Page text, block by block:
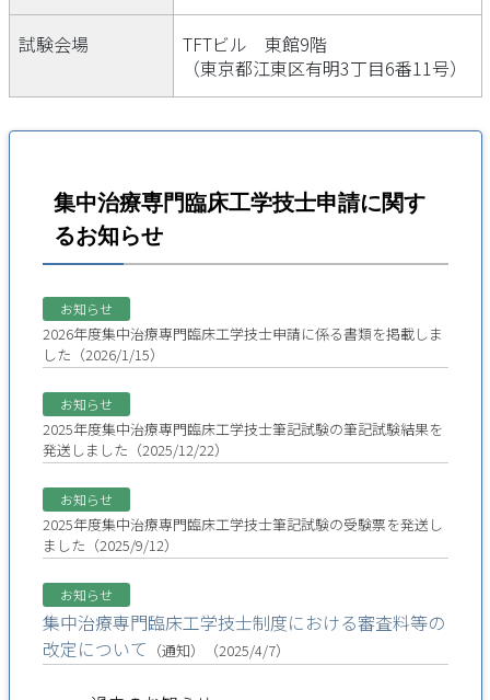
試験会場
TFTビル 東館9階
（東京都江東区有明3丁目6番11号）
集中治療専門臨床工学技士申請に関す
るお知らせ
お知らせ
2026年度集中治療専門臨床工学技士申請に係る書類を掲載しま
した（2026/1/15）
お知らせ
2025年度集中治療専門臨床工学技士筆記試験の筆記試験結果を
発送しました（2025/12/22）
お知らせ
2025年度集中治療専門臨床工学技士筆記試験の受験票を発送し
ました（2025/9/12）
お知らせ
集中治療専門臨床工学技士制度における審査料等の
改定について （通知）（2025/4/7）